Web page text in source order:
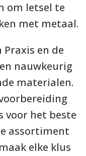
om letsel te
met metaal.
en de
nauwkeurig
materialen.
voor het beste
assortiment
elke klus